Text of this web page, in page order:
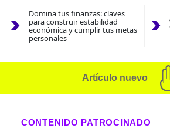
Domina tus finanzas: claves
para construir estabilidad
económica y cumplir tus metas
personales
Artículo nuevo
CONTENIDO PATROCINADO